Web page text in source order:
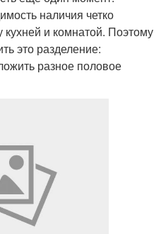
наличия четко
и комнатой. Поэтому
это разделение:
разное половое